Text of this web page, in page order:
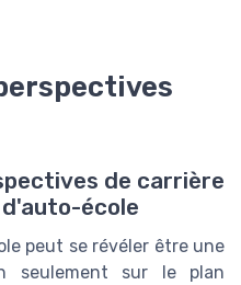
de carrière
école
peut se révéler être une
seulement sur le plan